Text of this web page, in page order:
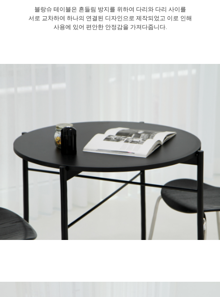
블랑슈 테이블은 흔들림 방지를 위하여 다리와 다리 사이를
서로 교차하여 하나의 연결된 디자인으로 제작되었고 이로 인해
사용에 있어 편안한 안정감을 가져다줍니다.